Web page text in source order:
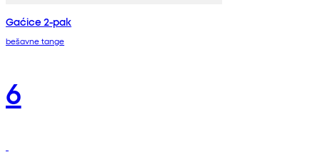
Gaćice 2-pak
bešavne tange
6